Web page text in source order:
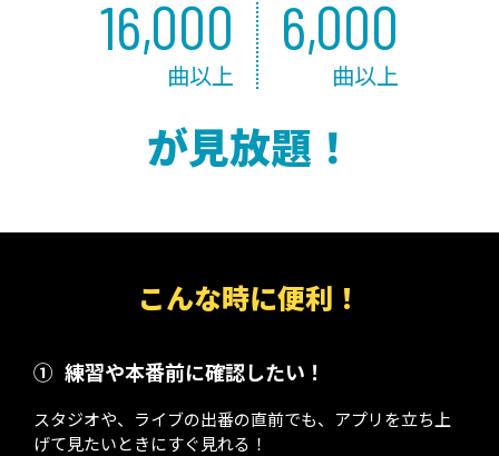
16,000
曲以上
6,000
曲以上
が見放題！
こんな時に便利！
① 練習や本番前に確認したい！
スタジオや、ライブの出番の直前でも、アプリを立ち上
げて見たいときにすぐ見れる！